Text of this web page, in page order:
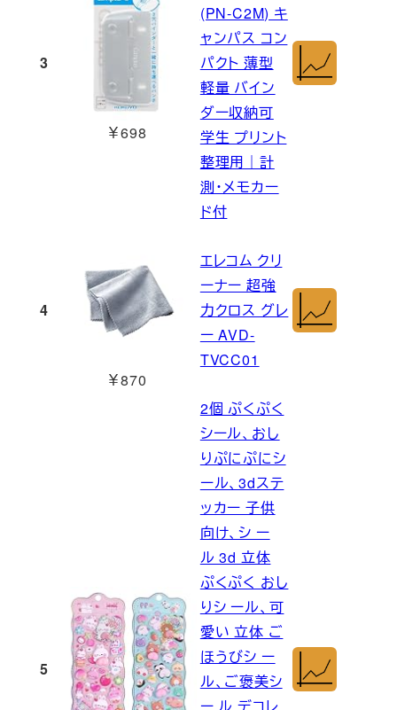
3
￥698
(PN-C2M) キ
ャンパス コン
パクト 薄型
軽量 バイン
ダー収納可
学生 プリント
整理用｜計
測・メモカー
ド付
4
￥870
エレコム クリ
ーナー 超強
力クロス グレ
ー AVD-
TVCC01
5
2個 ぷくぷく
シール、おし
りぷにぷにシ
ール、3dステ
ッカー 子供
向け、シ ー
ル 3d 立体
ぷくぷく おし
りシ ール、可
愛い 立体 ご
ほうびシ ー
ル、ご褒美シ